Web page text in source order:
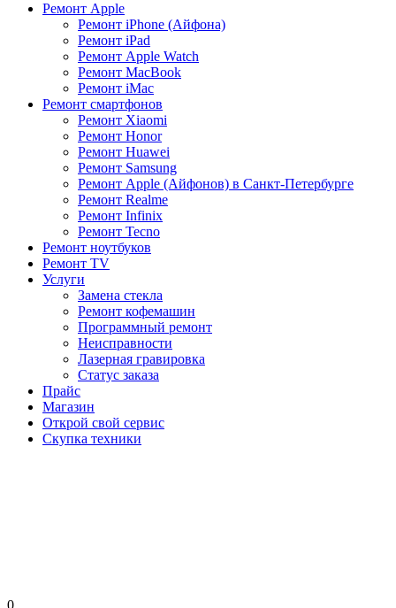
Ремонт Apple
Ремонт iPhone (Айфона)
Ремонт iPad
Ремонт Apple Watch
Ремонт MacBook
Ремонт iMac
Ремонт смартфонов
Ремонт Xiaomi
Ремонт Honor
Ремонт Huawei
Ремонт Samsung
Ремонт Apple (Айфонов) в Санкт-Петербурге
Ремонт Realme
Ремонт Infinix
Ремонт Tecno
Ремонт ноутбуков
Ремонт TV
Услуги
Замена стекла
Ремонт кофемашин
Программный ремонт
Неисправности
Лазерная гравировка
Статус заказа
Прайс
Магазин
Открой свой сервис
Скупка техники
0